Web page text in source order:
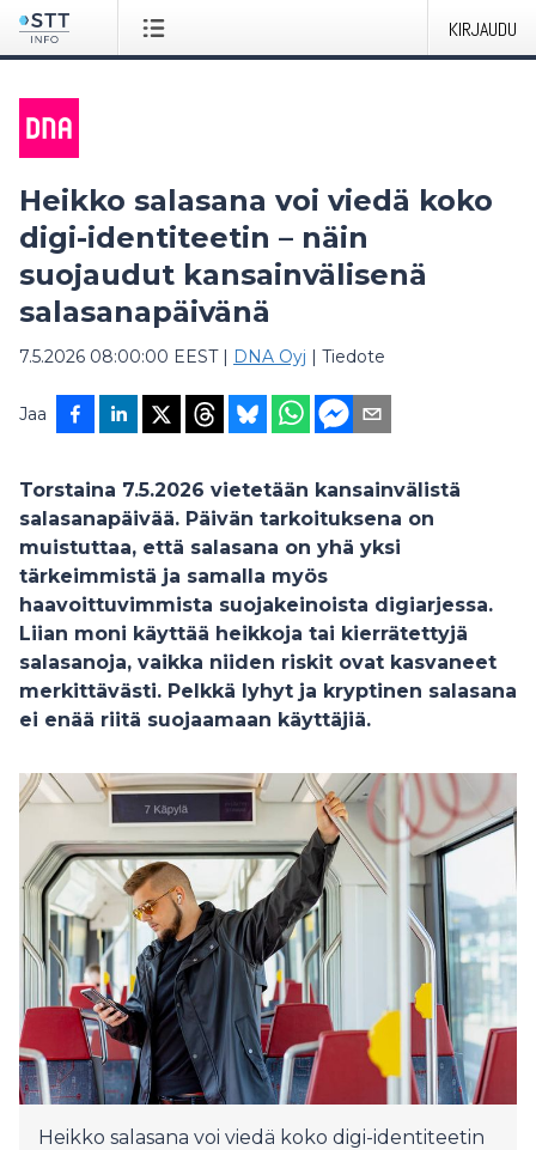
KIRJAUDU
Heikko salasana voi viedä koko
digi-identiteetin – näin
suojaudut kansainvälisenä
salasanapäivänä
7.5.2026 08:00:00 EEST| DNA Oyj | Tiedote
Jaa
Torstaina 7.5.2026 vietetään kansainvälistä
salasanapäivää. Päivän tarkoituksena on
muistuttaa, että salasana on yhä yksi
tärkeimmistä ja samalla myös
haavoittuvimmista suojakeinoista digiarjessa.
Liian moni käyttää heikkoja tai kierrätettyjä
salasanoja, vaikka niiden riskit ovat kasvaneet
merkittävästi. Pelkkä lyhyt ja kryptinen salasana
ei enää riitä suojaamaan käyttäjiä.
Heikko salasana voi viedä koko digi-identiteetin